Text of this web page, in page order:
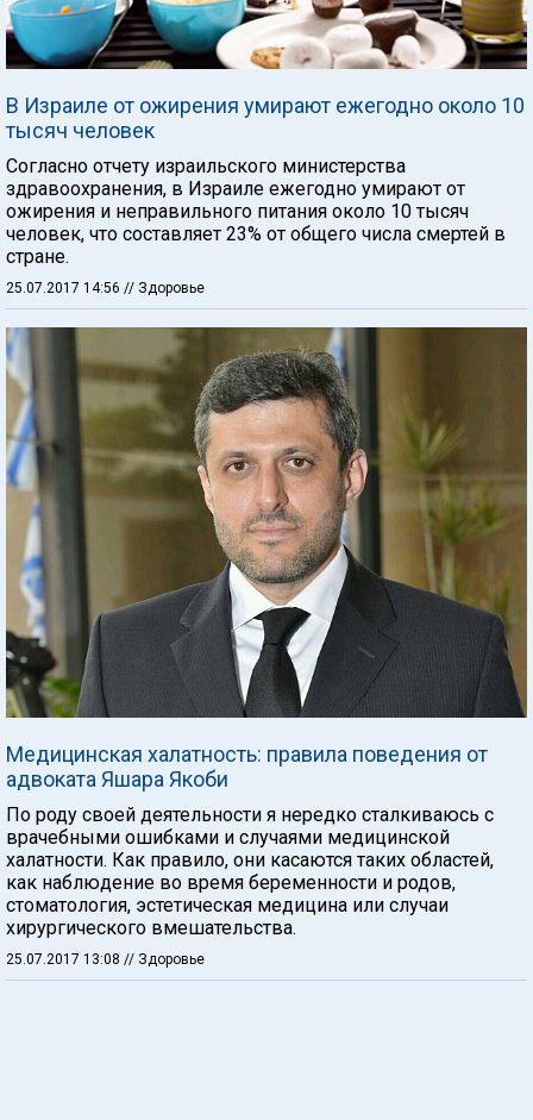
В Израиле от ожирения умирают ежегодно около 10
тысяч человек
Согласно отчету израильского министерства
здравоохранения, в Израиле ежегодно умирают от
ожирения и неправильного питания около 10 тысяч
человек, что составляет 23% от общего числа смертей в
стране.
25.07.2017 14:56 // Здоровье
Медицинская халатность: правила поведения от
адвоката Яшара Якоби
По роду своей деятельности я нередко сталкиваюсь с
врачебными ошибками и случаями медицинской
халатности. Как правило, они касаются таких областей,
как наблюдение во время беременности и родов,
стоматология, эстетическая медицина или случаи
хирургического вмешательства.
25.07.2017 13:08 // Здоровье